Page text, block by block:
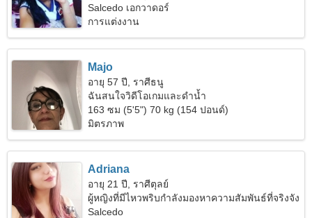
Salcedo เอกวาดอร์
การแต่งงาน
Majo
อายุ 57 ปี, ราศีธนู
ฉันสนใจวิดีโอเกมและดำน้ำ
163 ซม (5'5") 70 kg (154 ปอนด์)
มิตรภาพ
Adriana
อายุ 21 ปี, ราศีตุลย์
ผู้หญิงที่มีไหวพริบกำลังมองหาความสัมพันธ์ที่จริงจัง
Salcedo